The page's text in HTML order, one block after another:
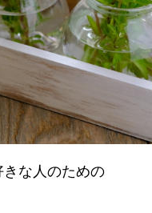
きな人のための